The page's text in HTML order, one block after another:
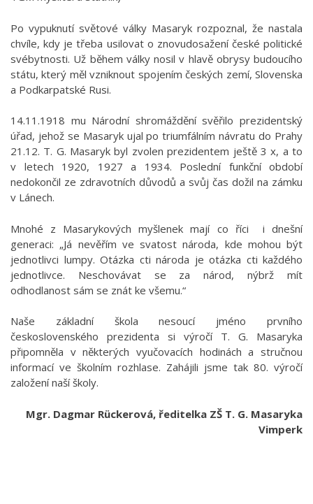
Po vypuknutí světové války Masaryk rozpoznal, že nastala
chvíle, kdy je třeba usilovat o znovudosažení české politické
svébytnosti. Už během války nosil v hlavě obrysy budoucího
státu, který měl vzniknout spojením českých zemí, Slovenska
a Podkarpatské Rusi.
14.11.1918 mu Národní shromáždění svěřilo prezidentský
úřad, jehož se Masaryk ujal po triumfálním návratu do Prahy
21.12. T. G. Masaryk byl zvolen prezidentem ještě 3 x, a to
v letech 1920, 1927 a 1934. Poslední funkční období
nedokončil ze zdravotních důvodů a svůj čas dožil na zámku
v Lánech.
Mnohé z Masarykových myšlenek mají co říci i dnešní
generaci: „Já nevěřím ve svatost národa, kde mohou být
jednotlivci lumpy. Otázka cti národa je otázka cti každého
jednotlivce. Neschovávat se za národ, nýbrž mít
odhodlanost sám se znát ke všemu.“
Naše základní škola nesoucí jméno prvního
československého prezidenta si výročí T. G. Masaryka
připomněla v některých vyučovacích hodinách a stručnou
informací ve školním rozhlase. Zahájili jsme tak 80. výročí
založení naší školy.
Mgr. Dagmar Rückerová, ředitelka ZŠ T. G. Masaryka
Vimperk